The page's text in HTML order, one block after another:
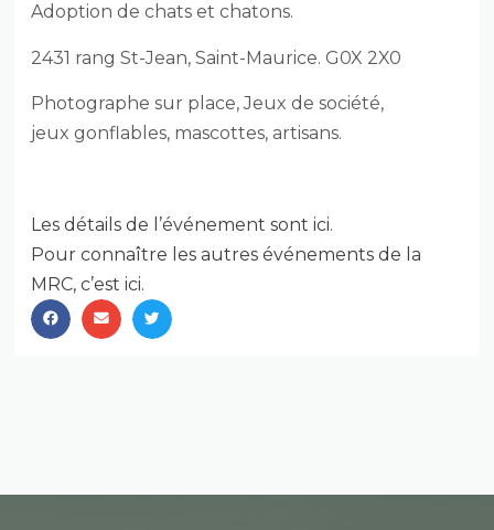
Adoption de chats et chatons.
2431 rang St-Jean, Saint-Maurice. G0X 2X0
Photographe sur place, Jeux de société,
jeux gonflables, mascottes, artisans.
Les détails de l’événement sont ici.
Pour connaître les autres événements de la
MRC, c’est ici.